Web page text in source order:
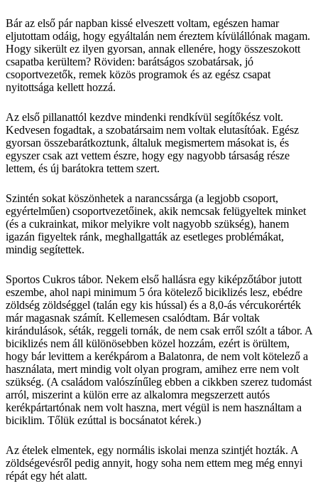
Bár az első pár napban kissé elveszett voltam, egészen hamar
eljutottam odáig, hogy egyáltalán nem éreztem kívülállónak magam.
Hogy sikerült ez ilyen gyorsan, annak ellenére, hogy összeszokott
csapatba kerültem? Röviden: barátságos szobatársak, jó
csoportvezetők, remek közös programok és az egész csapat
nyitottsága kellett hozzá.
Az első pillanattól kezdve mindenki rendkívül segítőkész volt.
Kedvesen fogadtak, a szobatársaim nem voltak elutasítóak. Egész
gyorsan összebarátkoztunk, általuk megismertem másokat is, és
egyszer csak azt vettem észre, hogy egy nagyobb társaság része
lettem, és új barátokra tettem szert.
Szintén sokat köszönhetek a narancssárga (a legjobb csoport,
egyértelműen) csoportvezetőinek, akik nemcsak felügyeltek minket
(és a cukrainkat, mikor melyikre volt nagyobb szükség), hanem
igazán figyeltek ránk, meghallgatták az esetleges problémákat,
mindig segítettek.
Sportos Cukros tábor. Nekem első hallásra egy kiképzőtábor jutott
eszembe, ahol napi minimum 5 óra kötelező biciklizés lesz, ebédre
zöldség zöldséggel (talán egy kis hússal) és a 8,0-ás vércukorérték
már magasnak számít. Kellemesen csalódtam. Bár voltak
kirándulások, séták, reggeli tornák, de nem csak erről szólt a tábor. A
biciklizés nem áll különösebben közel hozzám, ezért is örültem,
hogy bár levittem a kerékpárom a Balatonra, de nem volt kötelező a
használata, mert mindig volt olyan program, amihez erre nem volt
szükség. (A családom valószínűleg ebben a cikkben szerez tudomást
arról, miszerint a külön erre az alkalomra megszerzett autós
kerékpártartónak nem volt haszna, mert végül is nem használtam a
biciklim. Tőlük ezúttal is bocsánatot kérek.)
Az ételek elmentek, egy normális iskolai menza szintjét hozták. A
zöldségevésről pedig annyit, hogy soha nem ettem meg még ennyi
répát egy hét alatt.